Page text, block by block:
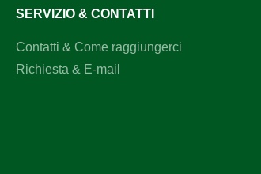
SERVIZIO & CONTATTI
Contatti & Come raggiungerci
Richiesta & E-mail